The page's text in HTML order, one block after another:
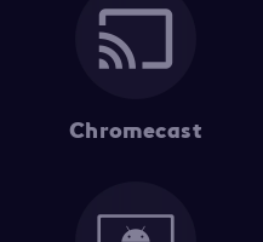
Chromecast